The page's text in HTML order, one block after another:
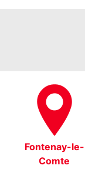
Fontenay-le-
Comte